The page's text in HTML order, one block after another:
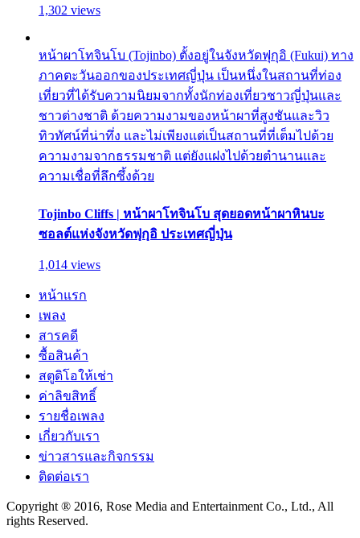
1,302 views
หน้าผาโทจินโบ (Tojinbo) ตั้งอยู่ในจังหวัดฟุกุอิ (Fukui) ทาง
ภาคตะวันออกของประเทศญี่ปุ่น เป็นหนึ่งในสถานที่ท่อง
เที่ยวที่ได้รับความนิยมจากทั้งนักท่องเที่ยวชาวญี่ปุ่นและ
ชาวต่างชาติ ด้วยความงามของหน้าผาที่สูงชันและวิว
ทิวทัศน์ที่น่าทึ่ง และไม่เพียงแต่เป็นสถานที่ที่เต็มไปด้วย
ความงามจากธรรมชาติ แต่ยังแฝงไปด้วยตำนานและ
ความเชื่อที่ลึกซึ้งด้วย
Tojinbo Cliffs | หน้าผาโทจินโบ สุดยอดหน้าผาหินบะ
ซอลต์แห่งจังหวัดฟุกุอิ ประเทศญี่ปุ่น
1,014 views
หน้าแรก
เพลง
สารคดี
ซื้อสินค้า
สตูดิโอให้เช่า
ค่าลิขสิทธิ์
รายชื่อเพลง
เกี่ยวกับเรา
ข่าวสารและกิจกรรม
ติดต่อเรา
Copyright ® 2016, Rose Media and Entertainment Co., Ltd., All
rights Reserved.